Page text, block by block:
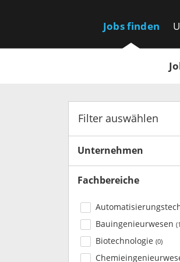
Jobs finden
Filter auswählen
Unternehmen
Fachbereiche
Bauingenieurwesen (1
Biotechnologie (0)